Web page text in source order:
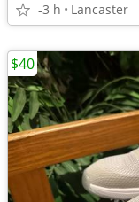
-3 h Lancaster
$40